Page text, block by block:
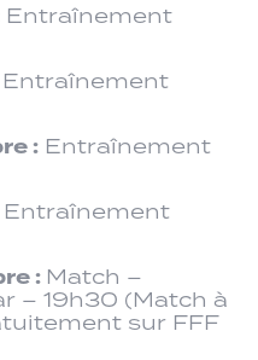
Entraînement
Entraînement
: Entraînement
Entraînement
: Match –
– 19h30 (Match à
sur FFF